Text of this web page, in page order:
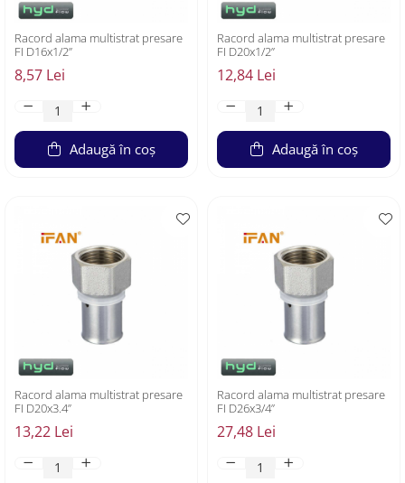
Racord alama multistrat presare
FI D16x1/2”
8,57 Lei
Adaugă în coș
Racord alama multistrat presare
FI D20x1/2”
12,84 Lei
Adaugă în coș
Racord alama multistrat presare
FI D20x3.4”
13,22 Lei
Racord alama multistrat presare
FI D26x3/4”
27,48 Lei